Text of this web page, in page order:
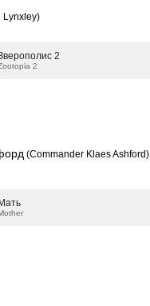
Lynxley)
2
2
(Commander Klaes Ashford)
Мать